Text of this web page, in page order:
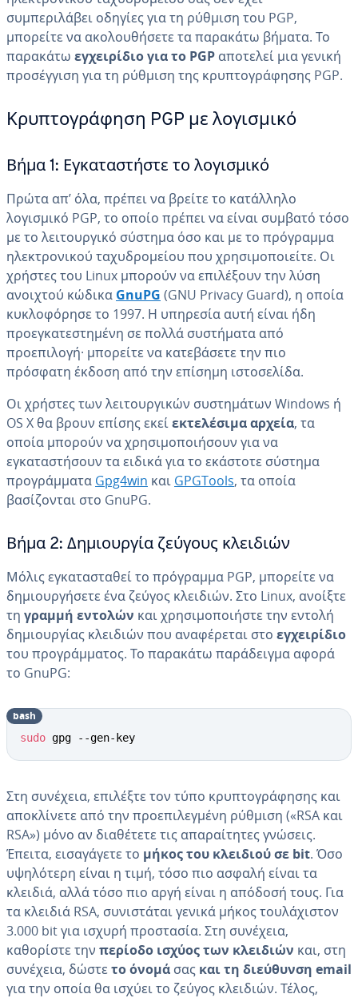
συμπεριλάβει οδηγίες για τη ρύθμιση του PGP,
μπορείτε να ακολουθήσετε τα παρακάτω βήματα. Το
παρακάτω εγχειρίδιο για το PGP αποτελεί μια γενική
προσέγγιση για τη ρύθμιση της κρυπτογράφησης PGP.
Κρυπτογράφηση PGP με λογισμικό
Βήμα 1: Εγκαταστήστε το λογισμικό
Πρώτα απ’ όλα, πρέπει να βρείτε το κατάλληλο
λογισμικό PGP, το οποίο πρέπει να είναι συμβατό τόσο
με το λειτουργικό σύστημα όσο και με το πρόγραμμα
ηλεκτρονικού ταχυδρομείου που χρησιμοποιείτε. Οι
χρήστες του Linux μπορούν να επιλέξουν την λύση
ανοιχτού κώδικα GnuPG (GNU Privacy Guard), η οποία
κυκλοφόρησε το 1997. Η υπηρεσία αυτή είναι ήδη
προεγκατεστημένη σε πολλά συστήματα από
προεπιλογή· μπορείτε να κατεβάσετε την πιο
πρόσφατη έκδοση από την επίσημη ιστοσελίδα.
Οι χρήστες των λειτουργικών συστημάτων Windows ή
OS X θα βρουν επίσης εκείεκτελέσιμα αρχεία, τα
οποία μπορούν να χρησιμοποιήσουν για να
εγκαταστήσουν τα ειδικά για το εκάστοτε σύστημα
προγράμματα Gpg4win και GPGTools, τα οποία
βασίζονται στο GnuPG.
Βήμα 2: Δημιουργία ζεύγους κλειδιών
Μόλις εγκατασταθεί το πρόγραμμα PGP, μπορείτε να
δημιουργήσετε ένα ζεύγος κλειδιών. Στο Linux, ανοίξτε
τη γραμμή εντολών και χρησιμοποιήστε την εντολή
δημιουργίας κλειδιών που αναφέρεται στο εγχειρίδιο
του προγράμματος. Το παρακάτω παράδειγμα αφορά
το GnuPG:
sudo gpg --gen-key
bash
Στη συνέχεια, επιλέξτε τον τύπο κρυπτογράφησης και
αποκλίνετε από την προεπιλεγμένη ρύθμιση («RSA και
RSA») μόνο αν διαθέτετε τις απαραίτητες γνώσεις.
Έπειτα, εισαγάγετε το μήκος του κλειδιού σε bit. Όσο
υψηλότερη είναι η τιμή, τόσο πιο ασφαλή είναι τα
κλειδιά, αλλά τόσο πιο αργή είναι η απόδοσή τους. Για
τα κλειδιά RSA, συνιστάται γενικά μήκος τουλάχιστον
3.000 bit για ισχυρή προστασία. Στη συνέχεια,
καθορίστε την περίοδο ισχύος των κλειδιών και, στη
συνέχεια, δώστε το όνομά σας και τη διεύθυνση email
για την οποία θα ισχύει το ζεύγος κλειδιών. Τέλος,